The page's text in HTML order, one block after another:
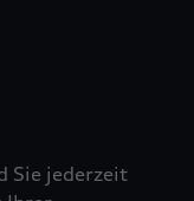
Sie jederzeit